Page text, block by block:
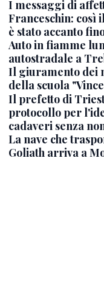
I messaggi di
Franceschin: così
è stato accanto
Auto in fiamme
autostradale a
Il giuramento dei
della scuola
Il prefetto di
protocollo per
cadaveri senza
La nave che
Goliath arriva a